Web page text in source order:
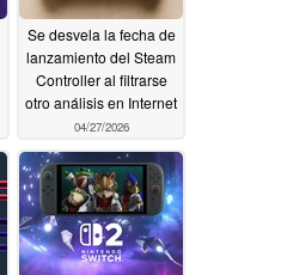
Se desvela la fecha de
lanzamiento del Steam
Controller al filtrarse
otro análisis en Internet
04/27/2026